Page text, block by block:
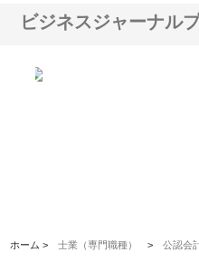
ビジネスジャーナル
ホーム >士業（専門職種） >公認会